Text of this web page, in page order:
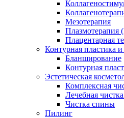
Мезотерапия
Плазмотерапия
Плацентарная
Контурная пластика
Бланширование
Контурная
Эстетическая
Комплексная
Лечебная
Чистка спины
Пилинг